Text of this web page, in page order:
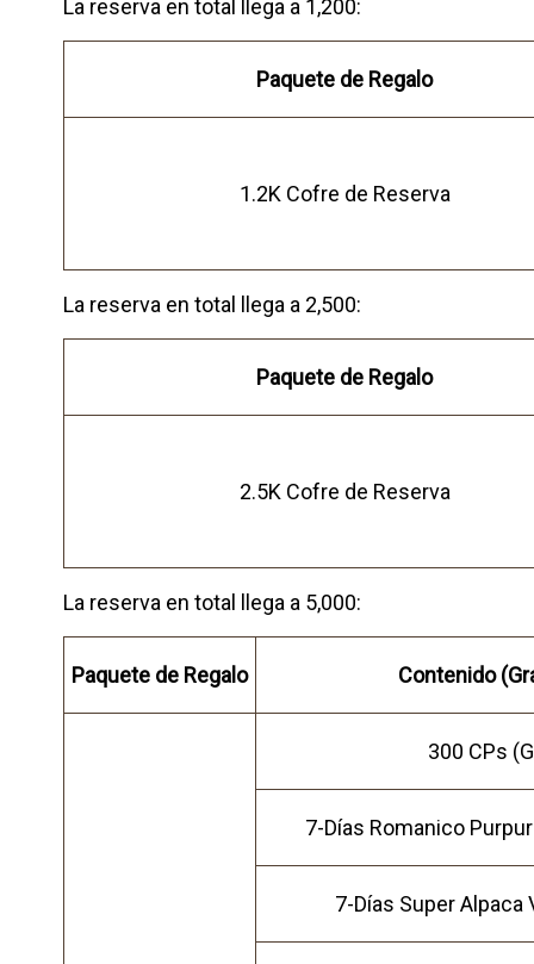
La reserva en total llega a 1,200:
Paquete de Regalo
1.2K Cofre de Reserva
La reserva en total llega a 2,500:
Paquete de Regalo
2.5K Cofre de Reserva
La reserva en total llega a 5,000:
Paquete de Regalo Contenido
300 CPs
7-Días Romanico
7-Días Super Alpaca